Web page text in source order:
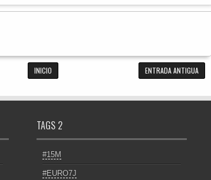
INICIO ENTRADA ANTIGUA
TAGS 2
#15M
#EURO7J